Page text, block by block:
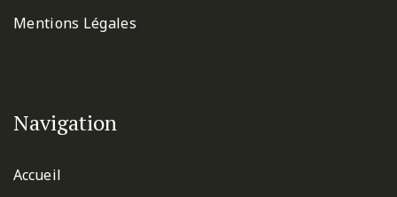
Mentions Légales
Navigation
Accueil